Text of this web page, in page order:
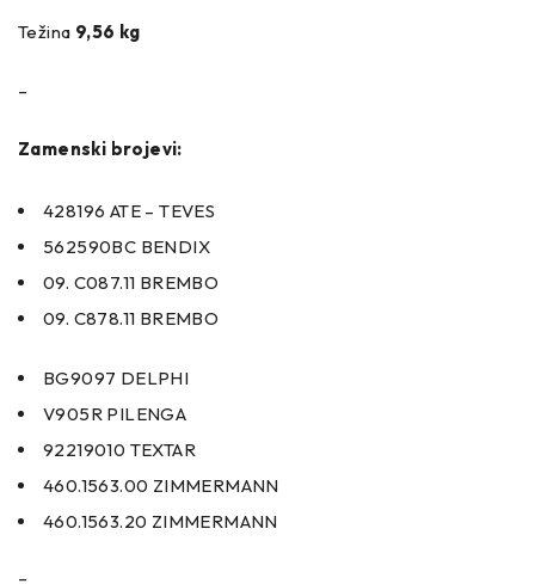
Težina 9,56 kg
–
Zamenski brojevi:
428196 ATE – TEVES
562590BC BENDIX
09. C087.11 BREMBO
09. C878.11 BREMBO
BG9097 DELPHI
V905R PILENGA
92219010 TEXTAR
460.1563.00 ZIMMERMANN
460.1563.20 ZIMMERMANN
–